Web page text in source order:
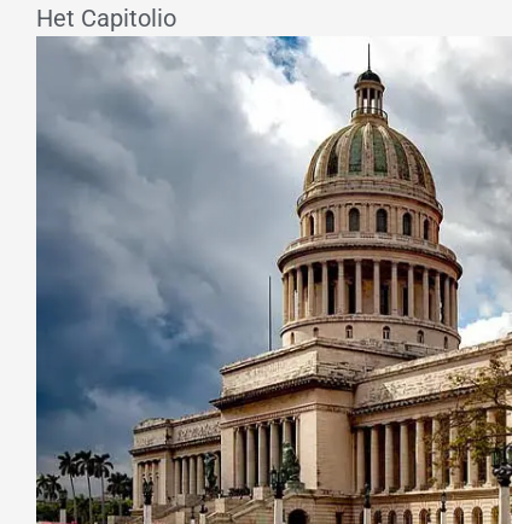
Het Capitolio